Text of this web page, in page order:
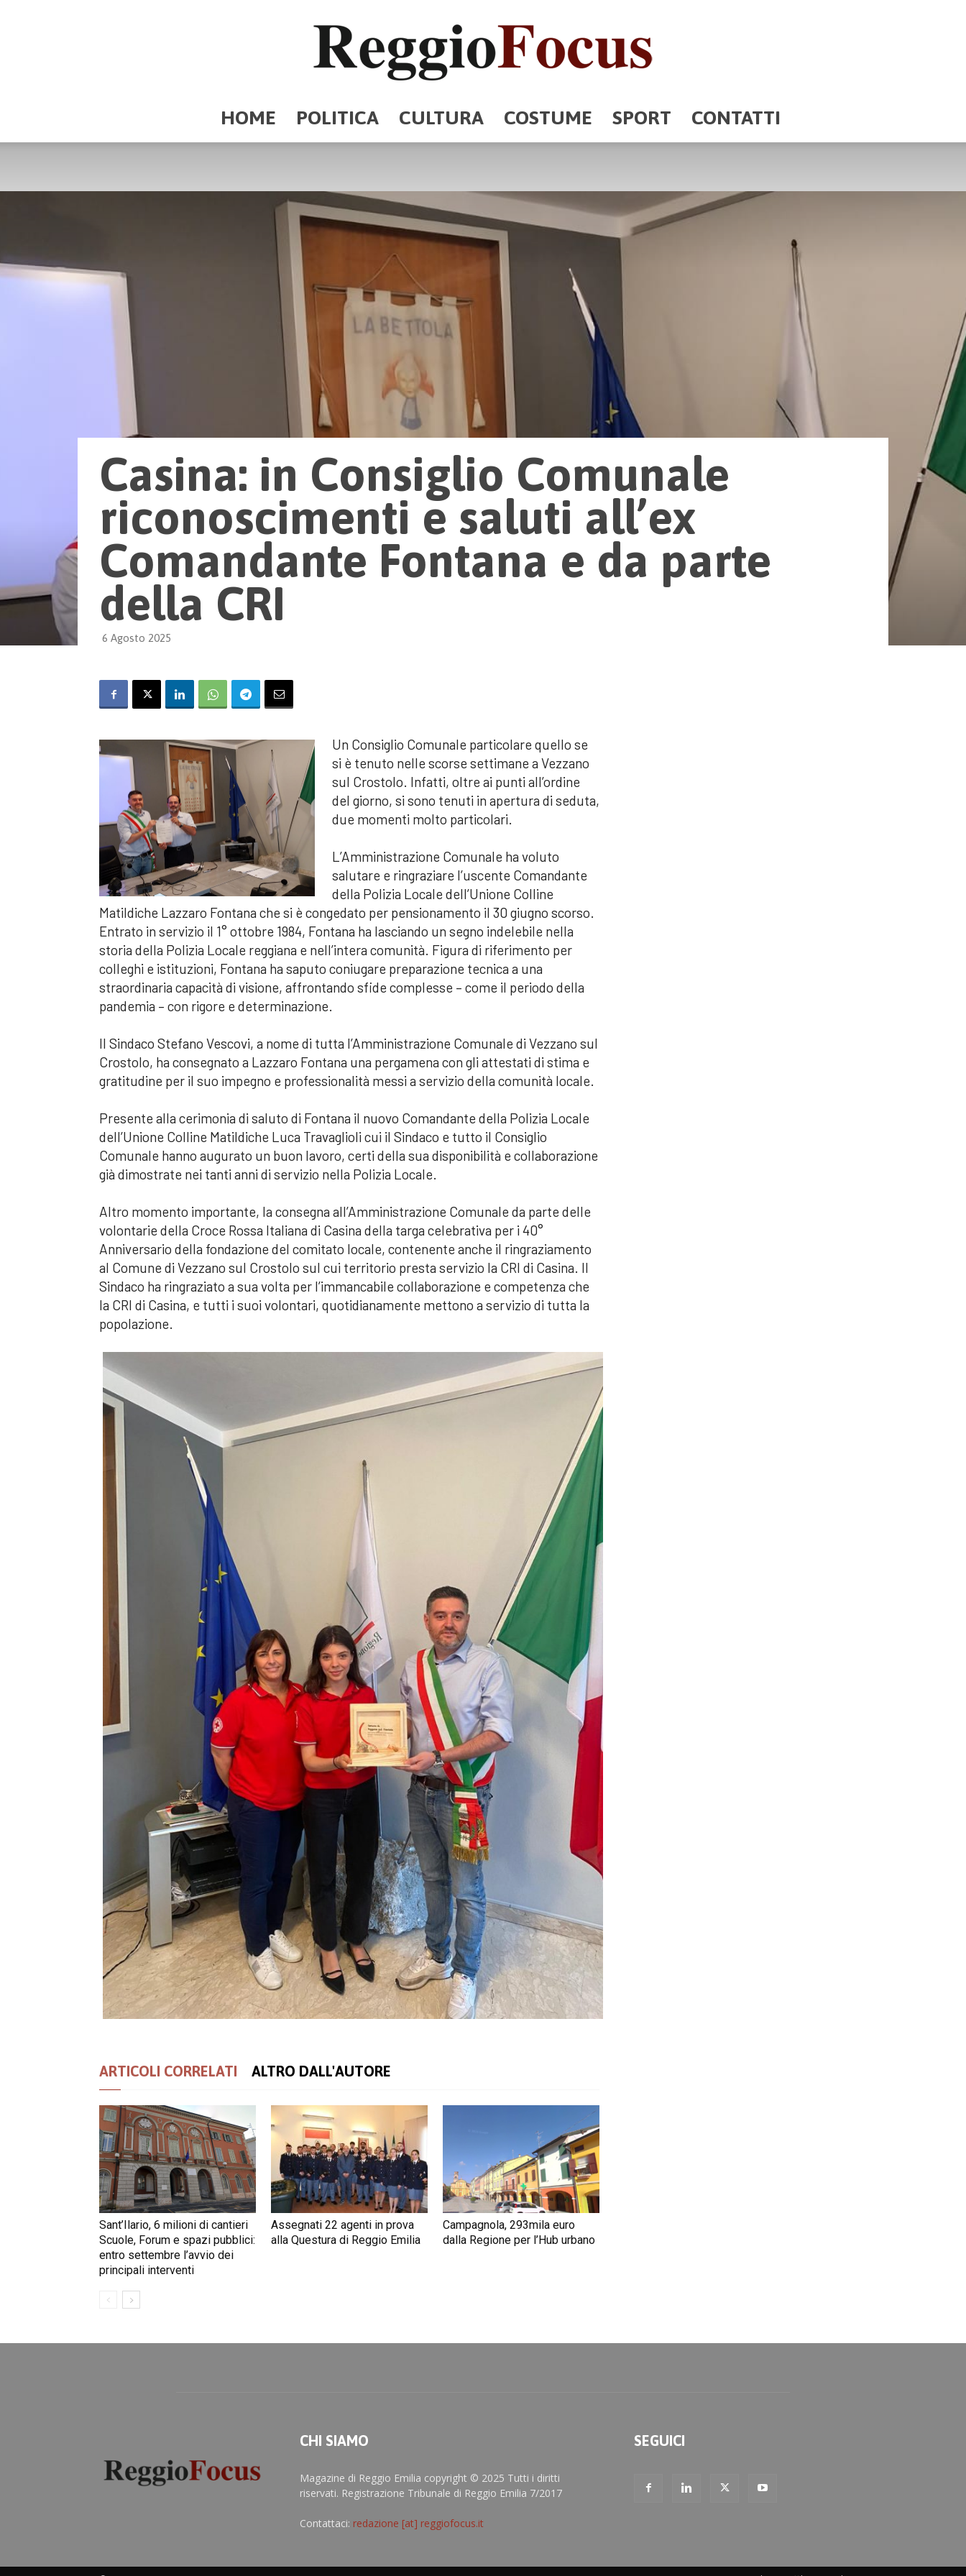
HOME POLITICA CULTURA COSTUME SPORT CONTATTI
Casina: in Consiglio Comunale
riconoscimenti e saluti all’ex
Comandante Fontana e da parte
della CRI
6 Agosto 2025
Un Consiglio Comunale particolare quello se
si è tenuto nelle scorse settimane a Vezzano
sul Crostolo. Infatti, oltre ai punti all’ordine
del giorno, si sono tenuti in apertura di seduta,
due momenti molto particolari.
L’Amministrazione Comunale ha voluto
salutare e ringraziare l’uscente Comandante
della Polizia Locale dell’Unione Colline
Matildiche Lazzaro Fontana che si è congedato per pensionamento il 30 giugno scorso.
Entrato in servizio il 1° ottobre 1984, Fontana ha lasciando un segno indelebile nella
storia della Polizia Locale reggiana e nell’intera comunità. Figura di riferimento per
colleghi e istituzioni, Fontana ha saputo coniugare preparazione tecnica a una
straordinaria capacità di visione, affrontando sfide complesse – come il periodo della
pandemia – con rigore e determinazione.
Il Sindaco Stefano Vescovi, a nome di tutta l’Amministrazione Comunale di Vezzano sul
Crostolo, ha consegnato a Lazzaro Fontana una pergamena con gli attestati di stima e
gratitudine per il suo impegno e professionalità messi a servizio della comunità locale.
Presente alla cerimonia di saluto di Fontana il nuovo Comandante della Polizia Locale
dell’Unione Colline Matildiche Luca Travaglioli cui il Sindaco e tutto il Consiglio
Comunale hanno augurato un buon lavoro, certi della sua disponibilità e collaborazione
già dimostrate nei tanti anni di servizio nella Polizia Locale.
Altro momento importante, la consegna all’Amministrazione Comunale da parte delle
volontarie della Croce Rossa Italiana di Casina della targa celebrativa per i 40°
Anniversario della fondazione del comitato locale, contenente anche il ringraziamento
al Comune di Vezzano sul Crostolo sul cui territorio presta servizio la CRI di Casina. Il
Sindaco ha ringraziato a sua volta per l’immancabile collaborazione e competenza che
la CRI di Casina, e tutti i suoi volontari, quotidianamente mettono a servizio di tutta la
popolazione.
ARTICOLI CORRELATI ALTRO DALL'AUTORE
Sant’Ilario, 6 milioni di cantieri
Scuole, Forum e spazi pubblici:
entro settembre l’avvio dei
principali interventi
Assegnati 22 agenti in prova
alla Questura di Reggio Emilia
Campagnola, 293mila euro
dalla Regione per l’Hub urbano
CHI SIAMO
Magazine di Reggio Emilia copyright © 2025 Tutti i diritti
riservati. Registrazione Tribunale di Reggio Emilia 7/2017
Contattaci: redazione [at] reggiofocus.it
SEGUICI